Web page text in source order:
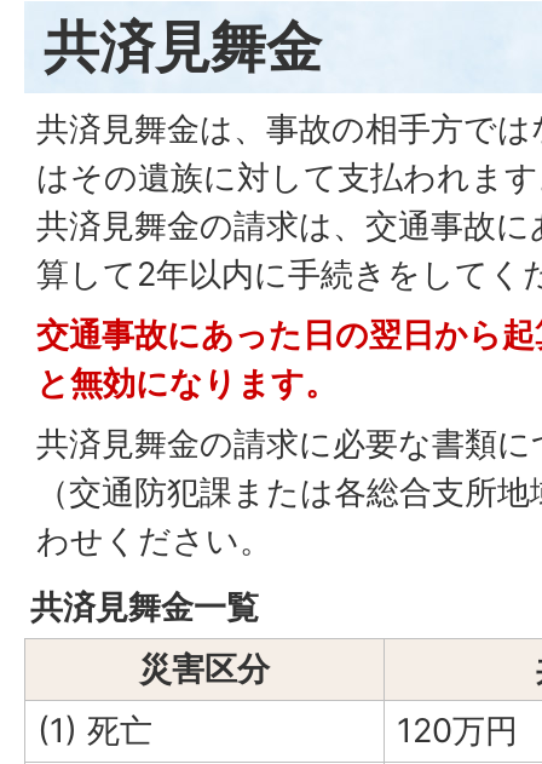
共済見舞金
共済見舞金は、事故の相手方で
はその遺族に対して支払われま
共済見舞金の請求は、交通事故
算して2年以内に手続きをしてく
交通事故にあった日の翌日から
と無効になります。
共済見舞金の請求に必要な書類
（交通防犯課または各総合支所
わせください。
共済見舞金一覧
災害区分
(1) 死亡
120万円